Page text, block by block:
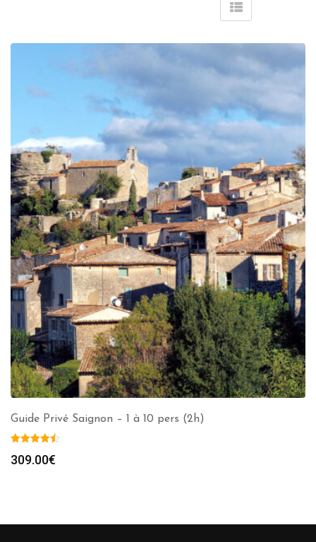
Guide Privé Saignon – 1 à 10 pers (2h)
309.00€